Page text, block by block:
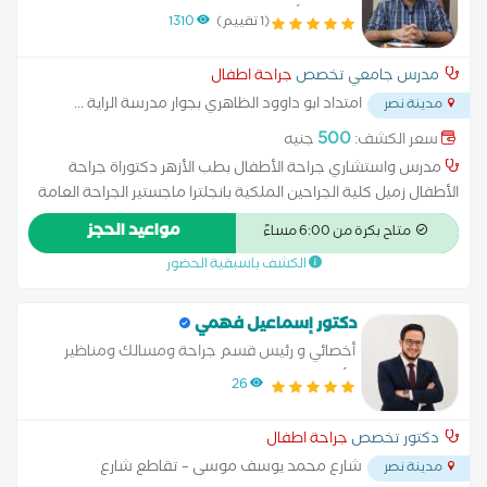
جامعة الأزهر (1 تقييم) 1310
مدرس جامعي تخصص جراحة اطفال
مدينة نصر امتداد ابو داوود الظاهري بجوار مدرسة الراية...
سعر الكشف:500 جنيه
مدرس واستشاري جراحة الأطفال بطب الأزهر دكتوراة جراحة
الأطفال زميل كلية الجراحين الملكية بانجلترا ماجستير الجراحة العامة
عضو الجمعية المصرية لجراحة الأطفال عضو جمعية الجراحيين
المصرية تخصص جراحة عامة أطفال والمناظير وجراحة صدر أطفال
متاح بكرة من 6:00 مساءً مواعيد الحجز
الكشف باسبقية الحضور
دكتور إسماعيل فهمي
أخصائي و رئيس قسم جراحة ومسالك ومناظير
الأطفال وحديثي الولادة
26
دكتور تخصص جراحة اطفال
مدينة نصر
شارع محمد يوسف موسى – تقاطع شارع